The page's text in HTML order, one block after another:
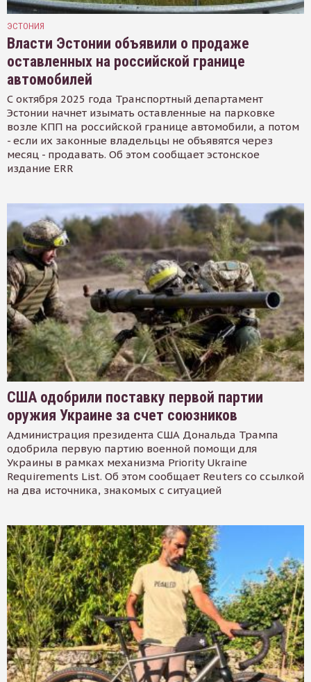
ЭСТОНИЯ
Власти Эстонии объявили о продаже
оставленных на российской границе
автомобилей
С октября 2025 года Транспортный департамент
Эстонии начнет изымать оставленные на парковке
возле КПП на российской границе автомобили, а потом
- если их законные владельцы не объявятся через
месяц - продавать. Об этом сообщает эстонское
издание ERR
США одобрили поставку первой партии
оружия Украине за счет союзников
Администрация президента США Дональда Трампа
одобрила первую партию военной помощи для
Украины в рамках механизма Priority Ukraine
Requirements List. Об этом сообщает Reuters со ссылкой
на два источника, знакомых с ситуацией